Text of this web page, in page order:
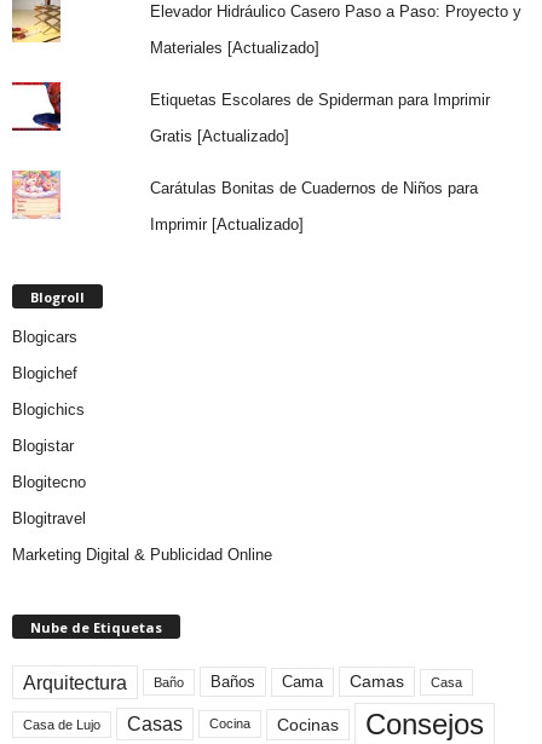
Elevador Hidráulico Casero Paso a Paso: Proyecto y
Materiales [Actualizado]
Etiquetas Escolares de Spiderman para Imprimir
Gratis [Actualizado]
Carátulas Bonitas de Cuadernos de Niños para
Imprimir [Actualizado]
Blogroll
Blogicars
Blogichef
Blogichics
Blogistar
Blogitecno
Blogitravel
Marketing Digital & Publicidad Online
Nube de Etiquetas
Arquitectura Baño Baños Cama Camas Casa
Casa de Lujo Casas Cocina Cocinas Consejos